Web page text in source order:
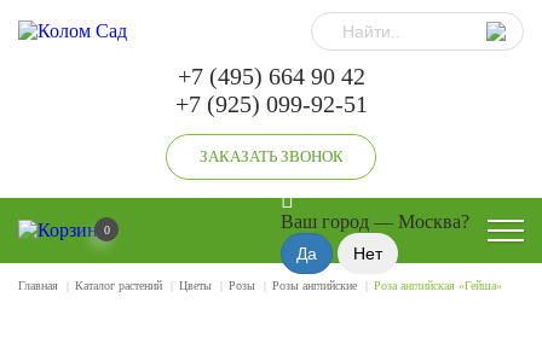
+7 (495) 664 90 42
+7 (925) 099-92-51
ЗАКАЗАТЬ ЗВОНОК
0 Ваш город — Москва?
Главная Каталог растений Цветы Розы Розы английские Роза английская «Гейша»